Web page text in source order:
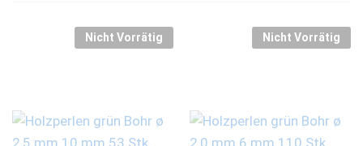
Nicht Vorrätig Nicht Vorrätig